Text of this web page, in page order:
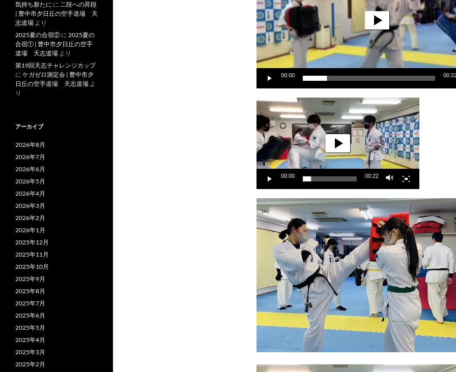
ー
ヤ
ー
00:00
動
画
プ
レ
ー
ヤ
00:00 00:22
気持ち新たに に 二段への昇段
| 豊中市夕日丘の空手道場 天
志道場 より
2025夏の合宿② に 2025夏の
合宿① | 豊中市夕日丘の空手
道場 天志道場 より
第19回天志チャレンジカップ
に ケガゼロ測定会 | 豊中市夕
日丘の空手道場 天志道場 よ
り
アーカイブ
2026年8月
2026年7月
2026年6月
2026年5月
2026年4月
2026年3月
2026年2月
2026年1月
2025年12月
2025年11月
2025年10月
2025年9月
2025年8月
2025年7月
2025年6月
2025年5月
2025年4月
2025年3月
2025年2月